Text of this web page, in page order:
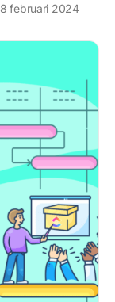
8 februari 2024